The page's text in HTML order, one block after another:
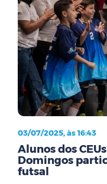
03/07/2025, às 16:43
Alunos dos
Domingos
futsal